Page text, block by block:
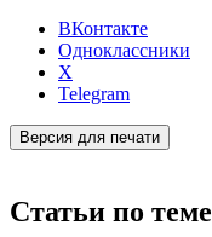
ВКонтакте
Одноклассники
X
Telegram
Версия для печати
Статьи по теме